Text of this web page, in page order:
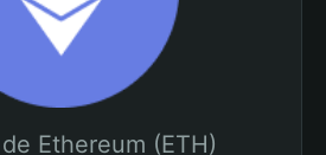
Ethereum (ETH)